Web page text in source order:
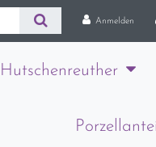
Anmelden
Hutschenreuther